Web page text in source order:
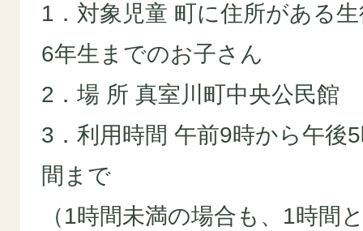
1．対象児童 町に住所がある
6年生までのお子さん
2．場 所 真室川町中央公民館
3．利用時間 午前9時から午後
間まで
（1時間未満の場合も、1時間